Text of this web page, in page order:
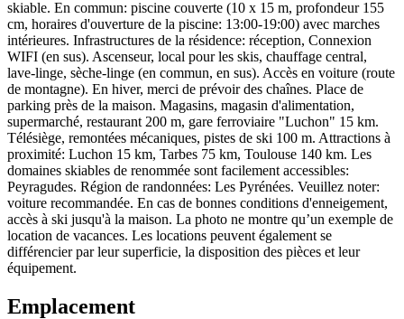
skiable. En commun: piscine couverte (10 x 15 m, profondeur 155
cm, horaires d'ouverture de la piscine: 13:00-19:00) avec marches
intérieures. Infrastructures de la résidence: réception, Connexion
WIFI (en sus). Ascenseur, local pour les skis, chauffage central,
lave-linge, sèche-linge (en commun, en sus). Accès en voiture (route
de montagne). En hiver, merci de prévoir des chaînes. Place de
parking près de la maison. Magasins, magasin d'alimentation,
supermarché, restaurant 200 m, gare ferroviaire "Luchon" 15 km.
Télésiège, remontées mécaniques, pistes de ski 100 m. Attractions à
proximité: Luchon 15 km, Tarbes 75 km, Toulouse 140 km. Les
domaines skiables de renommée sont facilement accessibles:
Peyragudes. Région de randonnées: Les Pyrénées. Veuillez noter:
voiture recommandée. En cas de bonnes conditions d'enneigement,
accès à ski jusqu'à la maison. La photo ne montre qu’un exemple de
location de vacances. Les locations peuvent également se
différencier par leur superficie, la disposition des pièces et leur
équipement.
Emplacement